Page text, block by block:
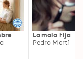
La mala hija
Pedro Martí